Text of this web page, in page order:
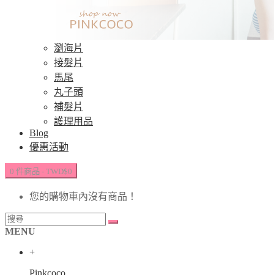
瀏海片
接髮片
馬尾
丸子頭
補髮片
護理用品
Blog
優惠活動
0 件商品 - TWD$0
您的購物車內沒有商品！
MENU
+
Pinkcoco